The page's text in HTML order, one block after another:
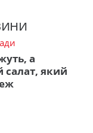
а
салат, який